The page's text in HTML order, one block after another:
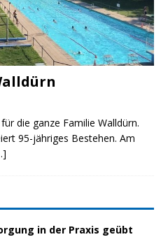
die ganze Familie Walldürn.
95-jähriges Bestehen. Am
in der Praxis geübt